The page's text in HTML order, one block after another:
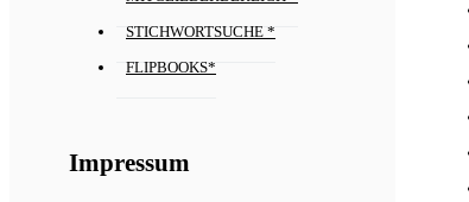
STICHWORTSUCHE *
FLIPBOOKS*
Impressum